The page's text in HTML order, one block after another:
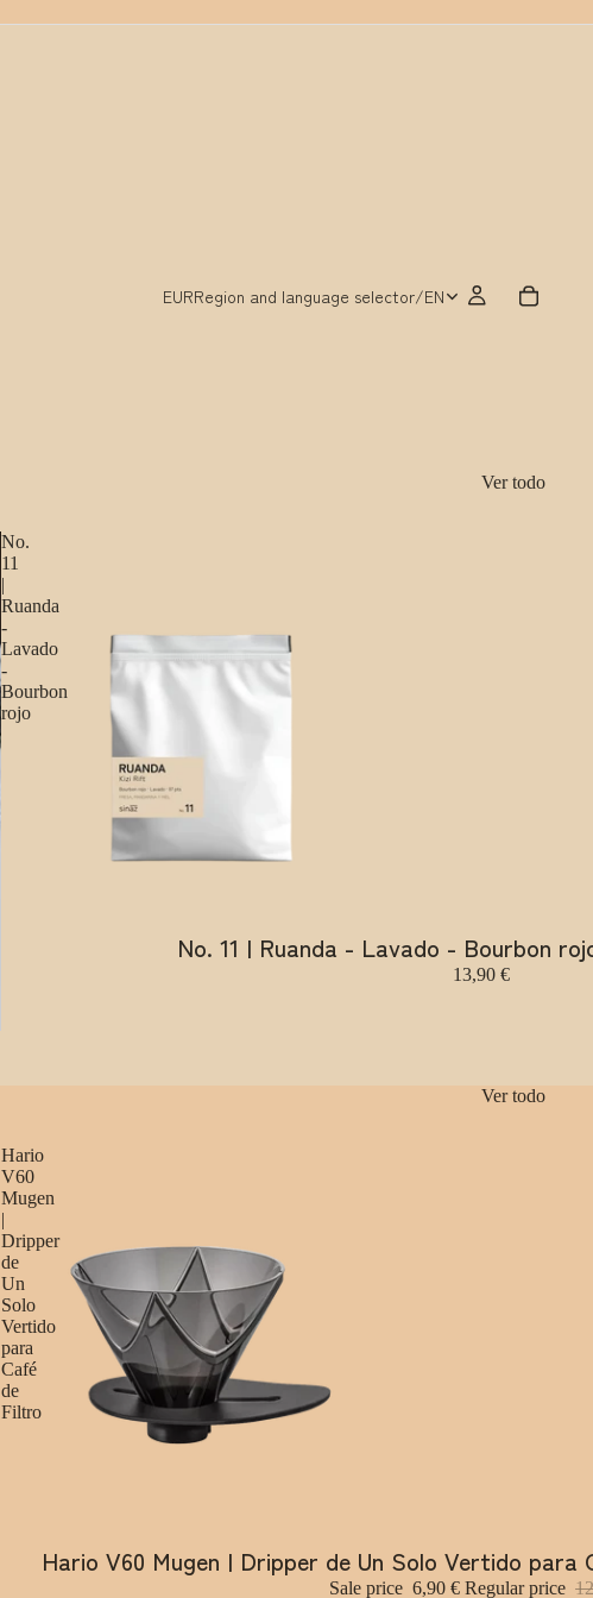
EURRegion and language selector/EN
Ver todo
No.
11
|
Ruanda
-
Lavado
-
Bourbon
rojo
No. 11 | Ruanda - Lavado - Bourbon
13,90 €
Ver todo
Hario
V60
Mugen
|
Dripper
de
Un
Solo
Vertido
para
Café
de
Filtro
Hario V60 Mugen | Dripper de Un Solo Vertido
Sale price 6,90 € Regular price